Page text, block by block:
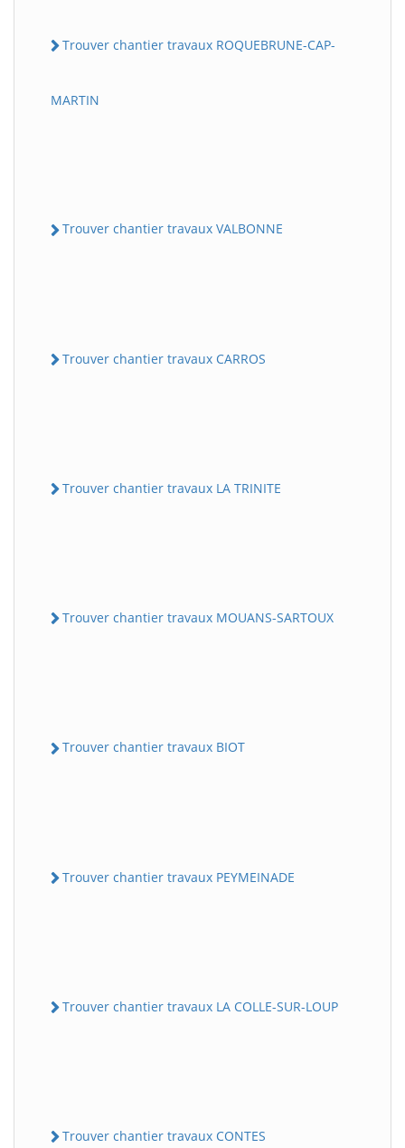
Trouver chantier travaux ROQUEBRUNE-CAP-
MARTIN
Trouver chantier travaux VALBONNE
Trouver chantier travaux CARROS
Trouver chantier travaux LA TRINITE
Trouver chantier travaux MOUANS-SARTOUX
Trouver chantier travaux BIOT
Trouver chantier travaux PEYMEINADE
Trouver chantier travaux LA COLLE-SUR-LOUP
Trouver chantier travaux CONTES